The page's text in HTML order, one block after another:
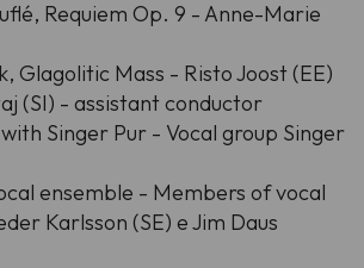
Requiem Op. 9 - Anne-Marie
Glagolitic Mass - Risto Joost (EE)
(SI) - assistant conductor
Singer Pur - Vocal group Singer
ensemble - Members of vocal
Karlsson (SE) e Jim Daus